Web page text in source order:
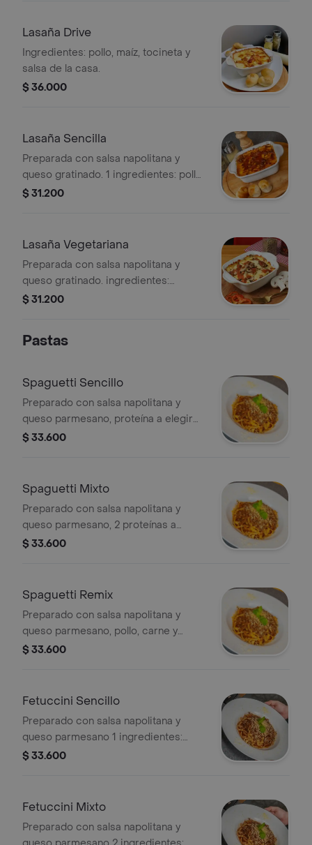
Lasaña Drive
Ingredientes: pollo, maíz, tocineta y
salsa de la casa.
$ 36.000
Lasaña Sencilla
Preparada con salsa napolitana y
queso gratinado. 1 ingredientes: pollo,
carne o champiñones
$ 31.200
Lasaña Vegetariana
Preparada con salsa napolitana y
queso gratinado. ingredientes:
tomate, champiñones, cebolla y
$ 31.200
Pastas
Spaguetti Sencillo
Preparado con salsa napolitana y
queso parmesano, proteína a elegir
pollo, carne o champiñones
$ 33.600
Spaguetti Mixto
Preparado con salsa napolitana y
queso parmesano, 2 proteínas a
elegir pollo, carne o champiñones
$ 33.600
Spaguetti Remix
Preparado con salsa napolitana y
queso parmesano, pollo, carne y
champiñones
$ 33.600
Fetuccini Sencillo
Preparado con salsa napolitana y
queso parmesano 1 ingredientes:
pollo, carne o champiñones.
$ 33.600
Fetuccini Mixto
Preparado con salsa napolitana y